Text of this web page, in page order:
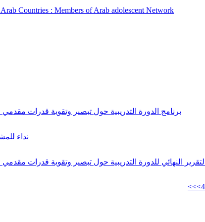
Countries : Members of Arab adolescent Network
برنامج الدورة التدريبية حول تبصير وتقوية قدرات
نداء
التقرير النهائي للدورة التدريبية حول تبصير وتقوية قدرات
<<<4